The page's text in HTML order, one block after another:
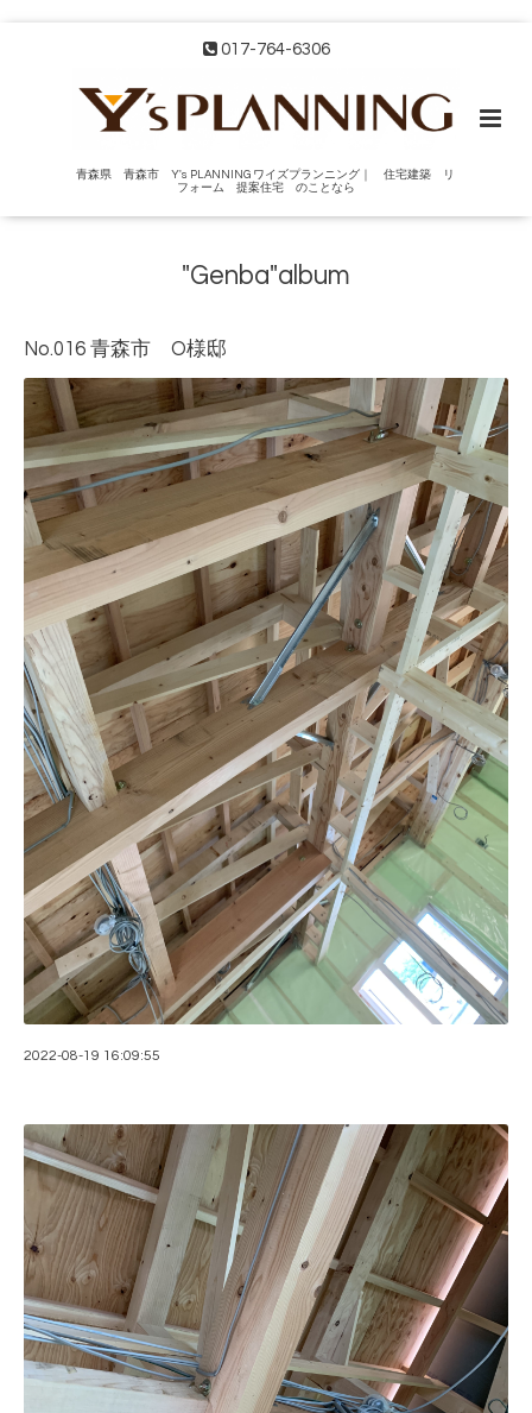
017-764-6306
青森県 青森市 Y's PLANNING ワイズプランニング｜ 住宅建築 リ
フォーム 提案住宅 のことなら
"Genba"album
No.016 青森市 O様邸
2022-08-19 16:09:55